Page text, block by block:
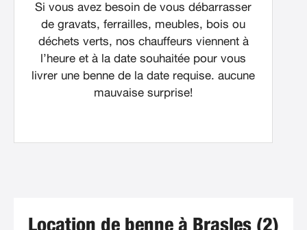
Si vous avez besoin de vous débarrasser
de gravats, ferrailles, meubles, bois ou
déchets verts, nos chauffeurs viennent à
l’heure et à la date souhaitée pour vous
livrer une benne de la date requise. aucune
mauvaise surprise!
Location de benne à Brasles (2)